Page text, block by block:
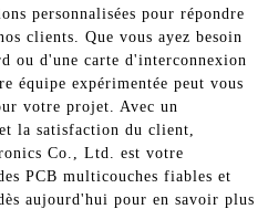
personnalisées pour répondre
clients. Que vous ayez besoin
ou d'une carte d'interconnexion
équipe expérimentée peut vous
votre projet. Avec un
la satisfaction du client,
Co., Ltd. est votre
PCB multicouches fiables et
aujourd'hui pour en savoir plus